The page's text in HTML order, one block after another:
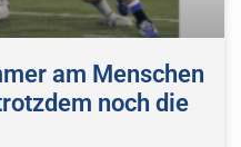
am Menschen
noch die